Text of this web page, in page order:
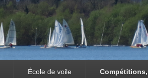
École de voile